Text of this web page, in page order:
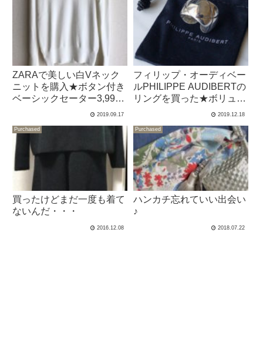
ZARAで美しい白Vネック
ニットを購入★ボタン付き
ベーシックセーター3,990
2019.09.17
フィリップ・オーディベー
ルPHILIPPE AUDIBERTの
リングを買った★ボリュー
ム感のインパクトがお気に
2019.12.18
Purchased
買ったけどまだ一度も着て
ないんだ・・・
2016.12.08
Purchased
ハンカチ忘れていい出会い
♪
2018.07.22